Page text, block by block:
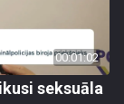
00:01:02
seksuāla